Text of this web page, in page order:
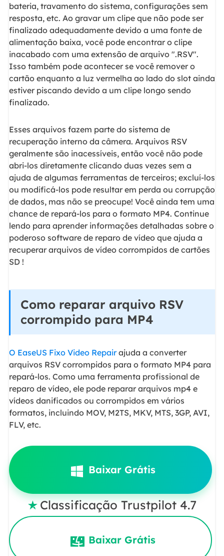
bateria, travamento do sistema, configurações sem
resposta, etc. Ao gravar um clipe que não pode ser
finalizado adequadamente devido a uma fonte de
alimentação baixa, você pode encontrar o clipe
inacabado com uma extensão de arquivo ".RSV".
Isso também pode acontecer se você remover o
cartão enquanto a luz vermelha ao lado do slot ainda
estiver piscando devido a um clipe longo sendo
finalizado.
Esses arquivos fazem parte do sistema de
recuperação interno da câmera. Arquivos RSV
geralmente são inacessíveis, então você não pode
abri-los diretamente clicando duas vezes sem a
ajuda de algumas ferramentas de terceiros; excluí-los
ou modificá-los pode resultar em perda ou corrupção
de dados, mas não se preocupe! Você ainda tem uma
chance de repará-los para o formato MP4. Continue
lendo para aprender informações detalhadas sobre o
poderoso software de reparo de vídeo que ajuda a
recuperar arquivos de vídeo corrompidos de cartões
SD !
Como reparar arquivo RSV
corrompido para MP4
O EaseUS Fixo Video Repairajuda a converter
arquivos RSV corrompidos para o formato MP4 para
repará-los. Como uma ferramenta profissional de
reparo de vídeo, ele pode reparar arquivos mp4 e
vídeos danificados ou corrompidos em vários
formatos, incluindo MOV, M2TS, MKV, MTS, 3GP, AVI,
FLV, etc.
Baixar Grátis
 Classificação Trustpilot 4.7
Baixar Grátis